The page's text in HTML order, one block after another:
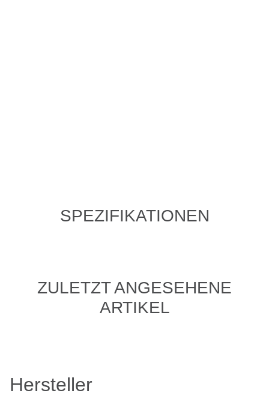
SPEZIFIKATIONEN
ZULETZT ANGESEHENE
ARTIKEL
Hersteller